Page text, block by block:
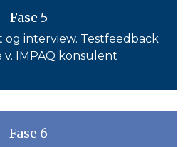
Fase 5
og interview. Testfeedback
v. IMPAQ konsulent
Fase 6